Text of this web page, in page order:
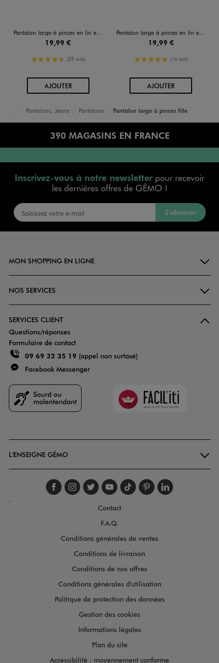
Pantalon large à pinces en lin et viscose fille
19,99 €
4.5/5 de moyenne
(29 avis)
AJOUTERAU PANIER
Pantalon large à pinces en lin et viscose fille
19,99 €
5/5 de moyenne
(16 avis)
AJOUTERAU PANIER
Pantalons, Jeans Pantalons Pantalon large à pinces fille
390 MAGASINS EN FRANCE
Inscrivez-vous à notre newsletterpour recevoir
les dernières offres de GÉMO !
S’abonner
MON SHOPPING EN LIGNE
NOS SERVICES
SERVICES CLIENT
Questions/réponses
Formulaire de contact
09 69 32 35 19 (appel non surtaxé)
Facebook Messenger
Faciliti
L'ENSEIGNE GÉMO
Suivez-nous sur
Suivez-nous sur
Suivez-nous sur
Suivez-nous
Suivez-nous
Suivez-
.
Contact
F.A.Q.
Conditions générales de ventes
Conditions de livraison
Conditions de nos offres
Conditions générales d'utilisation
Politique de protection des données
Gestion des cookies
Informations légales
Plan du site
Accessibilité : moyennement conforme